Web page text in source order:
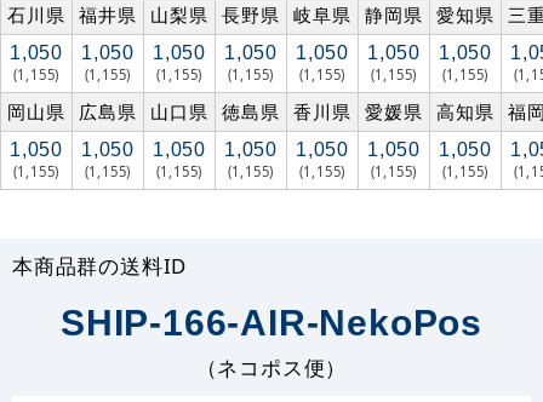
石川県 福井県 山梨県 長野県 岐阜県 静岡県 愛知県 三
1,050
(1,155)
1,050
(1,155)
1,050
(1,155)
1,050
(1,155)
1,050
(1,155)
1,050
(1,155)
1,050
(1,155)
岡山県 広島県 山口県 徳島県 香川県 愛媛県 高知県 福
1,050
(1,155)
1,050
(1,155)
1,050
(1,155)
1,050
(1,155)
1,050
(1,155)
1,050
(1,155)
1,050
(1,155)
本商品群の送料ID
SHIP-166-AIR-NekoPos
（ネコポス便）